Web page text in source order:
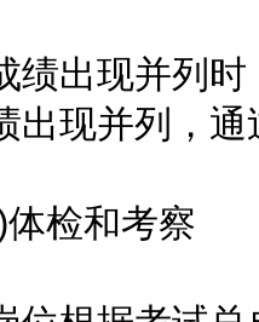
出现并列时
出现并列，
检和考察